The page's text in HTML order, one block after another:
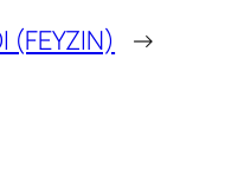
(FEYZIN) →